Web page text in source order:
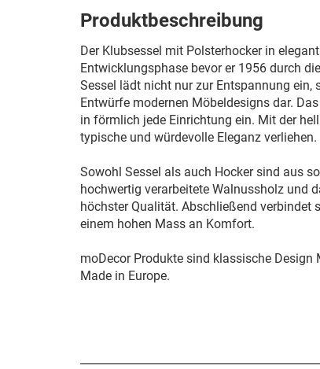
Produktbeschreibung
Der Klubsessel mit Polsterhocker in
Entwicklungsphase bevor er 1956 durch
Sessel lädt nicht nur zur Entspannung
Entwürfe modernen Möbeldesigns dar.
in förmlich jede Einrichtung ein. Mit der
typische und würdevolle Eleganz verliehen.
Sowohl Sessel als auch Hocker sind aus
hochwertig verarbeitete Walnussholz und
höchster Qualität. Abschließend verbindet
einem hohen Mass an Komfort.
moDecor Produkte sind klassische
Made in Europe.